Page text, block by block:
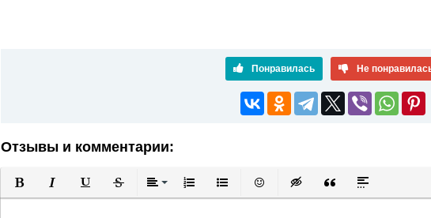
Понравилась Не
Отзывы и комментарии:
Полужирный
КурсивПодчеркнутый
ЗачеркнутыйВыравнивание
Нумерованный список
Маркированный список
Вставить смайлик
Вставка скрытого текста
Вставка цитаты
Вставка